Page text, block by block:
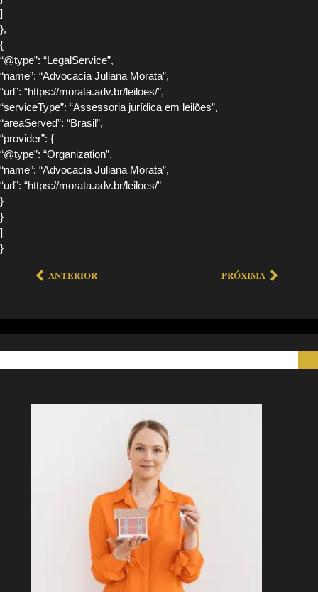
]
},
{
“@type”: “LegalService”,
“name”: “Advocacia Juliana Morata”,
“url”: “https://morata.adv.br/leiloes/”,
“serviceType”: “Assessoria jurídica em leilões”,
“areaServed”: “Brasil”,
“provider”: {
“@type”: “Organization”,
“name”: “Advocacia Juliana Morata”,
“url”: “https://morata.adv.br/leiloes/”
}
}
]
}
ANTERIOR PRÓXIMA